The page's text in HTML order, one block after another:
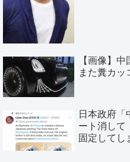
【画像】
また糞カッ
日本政府「
ート消して
固定してし